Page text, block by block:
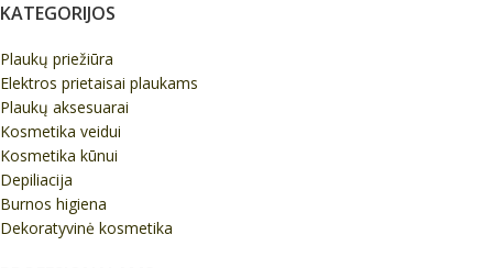
KATEGORIJOS
Plaukų priežiūra
Elektros prietaisai plaukams
Plaukų aksesuarai
Kosmetika veidui
Kosmetika kūnui
Depiliacija
Burnos higiena
Dekoratyvinė kosmetika